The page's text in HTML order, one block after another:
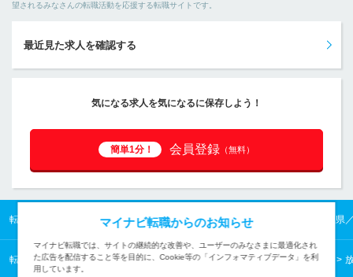
望されるみなさんの転職活動を応援する転職サイトです。
最近見た求人を確認する
気になる求人を気になるに保存しよう！
簡単1分！ 会員登録 （無料）
転職TOP 東北の転職・求人情報TOP 青森県の転職・求人情報TOP 青森県
転職TOP クリエイティブから探す クリエイティブの転職・求人情報一覧
マイナビ転職からのお知らせ
マイナビ転職では、サイトの継続的な改善や、ユーザーのみなさまに最適化され
た広告を配信すること等を目的に、Cookie等の「インフォマティブデータ」を利
用しています。